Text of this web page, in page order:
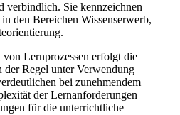
verbindlich. Sie kennzeichnen
den Bereichen Wissenserwerb,
Lernprozessen erfolgt die
Regel unter Verwendung
bei zunehmendem
der Lernanforderungen
für die unterrichtliche